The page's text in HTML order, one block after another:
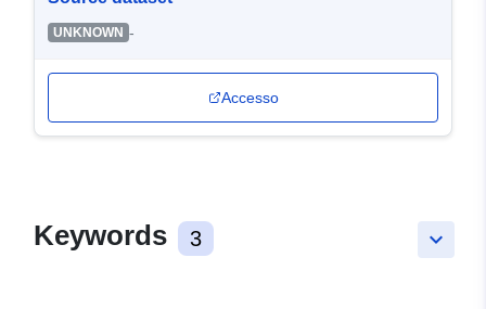
UNKNOWN -
Accesso
keyboard_arrow_down
Keywords 3